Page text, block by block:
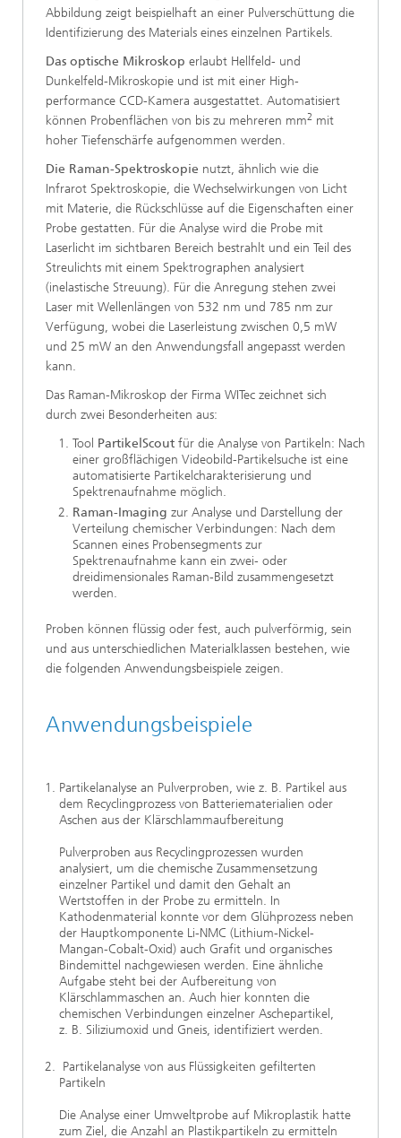
Abbildung zeigt beispielhaft an einer Pulverschüttung die
Identifizierung des Materials eines einzelnen Partikels.
Das optische Mikroskop erlaubt Hellfeld- und
Dunkelfeld-Mikroskopie und ist mit einer High-
performance CCD-Kamera ausgestattet. Automatisiert
können Probenflächen von bis zu mehreren mm2 mit
hoher Tiefenschärfe aufgenommen werden.
Die Raman-Spektroskopie nutzt, ähnlich wie die
Infrarot Spektroskopie, die Wechselwirkungen von Licht
mit Materie, die Rückschlüsse auf die Eigenschaften einer
Probe gestatten. Für die Analyse wird die Probe mit
Laserlicht im sichtbaren Bereich bestrahlt und ein Teil des
Streulichts mit einem Spektrographen analysiert
(inelastische Streuung). Für die Anregung stehen zwei
Laser mit Wellenlängen von 532 nm und 785 nm zur
Verfügung, wobei die Laserleistung zwischen 0,5 mW
und 25 mW an den Anwendungsfall angepasst werden
kann.
Das Raman-Mikroskop der Firma WITec zeichnet sich
durch zwei Besonderheiten aus:
Tool PartikelScout für die Analyse von Partikeln: Nach
einer großflächigen Videobild-Partikelsuche ist eine
automatisierte Partikelcharakterisierung und
Spektrenaufnahme möglich.
Raman-Imaging zur Analyse und Darstellung der
Verteilung chemischer Verbindungen: Nach dem
Scannen eines Probensegments zur
Spektrenaufnahme kann ein zwei- oder
dreidimensionales Raman-Bild zusammengesetzt
werden.
Proben können flüssig oder fest, auch pulverförmig, sein
und aus unterschiedlichen Materialklassen bestehen, wie
die folgenden Anwendungsbeispiele zeigen.
Anwendungsbeispiele
Partikelanalyse an Pulverproben, wie z. B. Partikel aus
dem Recyclingprozess von Batteriematerialien oder
Aschen aus der Klärschlammaufbereitung
Pulverproben aus Recyclingprozessen wurden
analysiert, um die chemische Zusammensetzung
einzelner Partikel und damit den Gehalt an
Wertstoffen in der Probe zu ermitteln. In
Kathodenmaterial konnte vor dem Glühprozess neben
der Hauptkomponente Li-NMC (Lithium-Nickel-
Mangan-Cobalt-Oxid) auch Grafit und organisches
Bindemittel nachgewiesen werden. Eine ähnliche
Aufgabe steht bei der Aufbereitung von
Klärschlammaschen an. Auch hier konnten die
chemischen Verbindungen einzelner Aschepartikel,
z. B. Siliziumoxid und Gneis, identifiziert werden.
Partikelanalyse von aus Flüssigkeiten gefilterten
Partikeln
Die Analyse einer Umweltprobe auf Mikroplastik hatte
zum Ziel, die Anzahl an Plastikpartikeln zu ermitteln